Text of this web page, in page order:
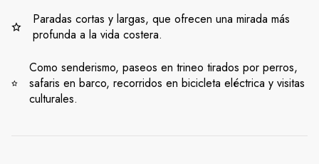
Paradas cortas y largas, que ofrecen una mirada más
profunda a la vida costera.
Como senderismo, paseos en trineo tirados por perros,
safaris en barco, recorridos en bicicleta eléctrica y visitas
culturales.